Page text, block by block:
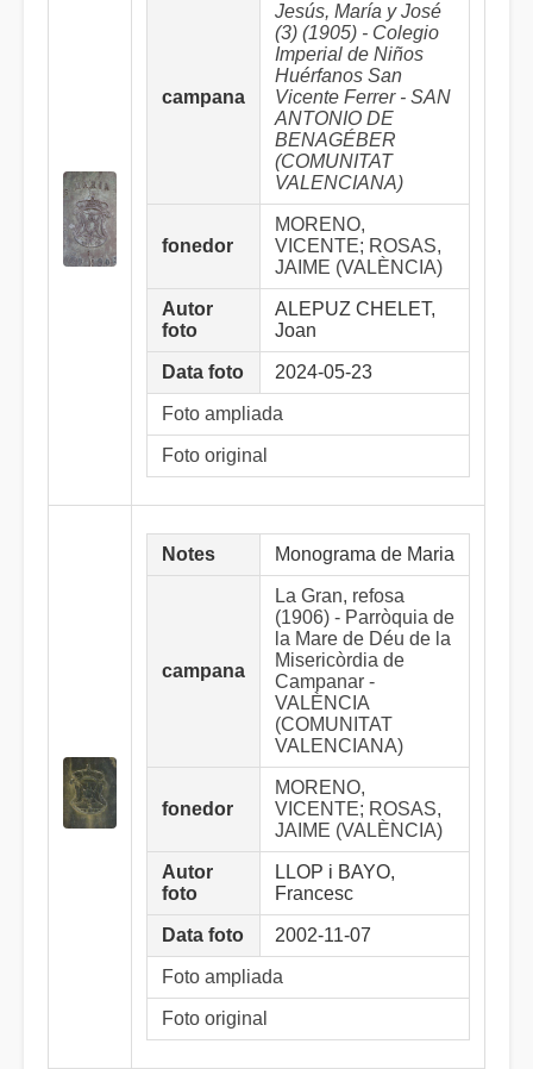
campana
Jesús, María y José
(3) (1905) - Colegio
Imperial de Niños
Huérfanos San
Vicente Ferrer - SAN
ANTONIO DE
BENAGÉBER
(COMUNITAT
VALENCIANA)
fonedor
MORENO,
VICENTE; ROSAS,
JAIME (VALÈNCIA)
Autor
foto
ALEPUZ CHELET,
Joan
Data foto 2024-05-23
Foto ampliada
Foto original
Notes Monograma de Maria
campana
La Gran, refosa
(1906) - Parròquia de
la Mare de Déu de la
Misericòrdia de
Campanar -
VALÈNCIA
(COMUNITAT
VALENCIANA)
fonedor
MORENO,
VICENTE; ROSAS,
JAIME (VALÈNCIA)
Autor
foto
LLOP i BAYO,
Francesc
Data foto 2002-11-07
Foto ampliada
Foto original